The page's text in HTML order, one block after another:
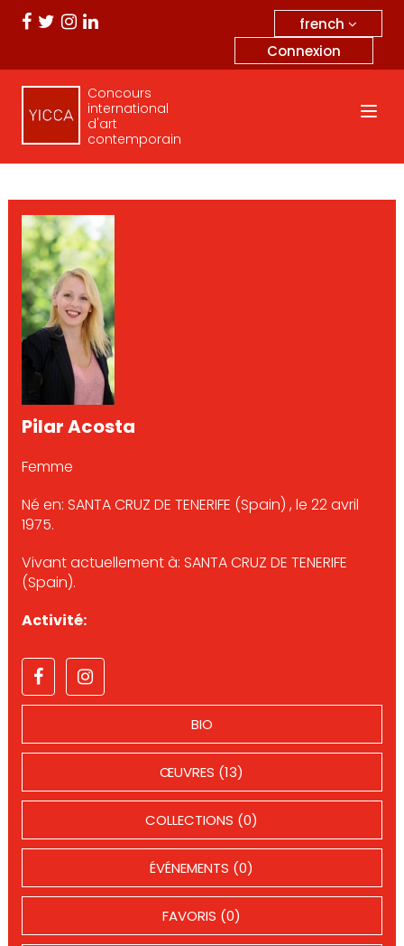
french
Connexion
Concours
international
d'art
contemporain
Pilar Acosta
Femme
Né en: SANTA CRUZ DE TENERIFE (Spain) , le 22 avril
1975.
Vivant actuellement à: SANTA CRUZ DE TENERIFE
(Spain).
Activité:
BIO
ŒUVRES (13)
COLLECTIONS (0)
ÉVÉNEMENTS (0)
FAVORIS (0)